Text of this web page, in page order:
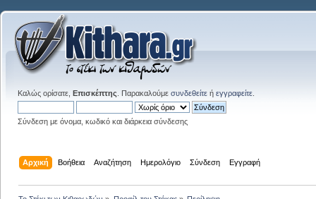
Καλώς ορίσατε, Επισκέπτης . Παρακαλούμε συνδεθείτε ή εγγραφείτε
Σύνδεση με όνομα, κωδικό και διάρκεια σύνδεσης
Αρχική Βοήθεια Αναζήτηση Ημερολόγιο Σύνδεση Εγγραφή